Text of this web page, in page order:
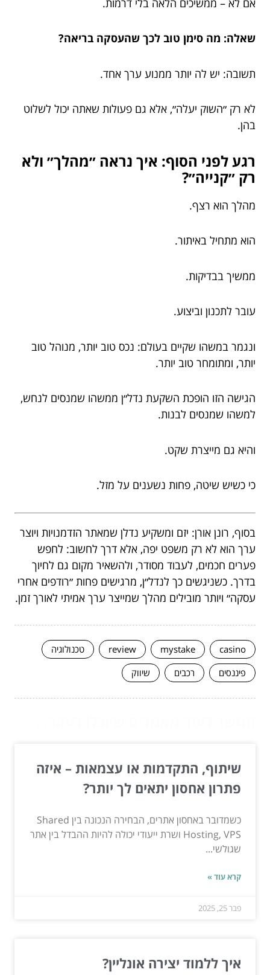
שאלה: מה סימן טוב לכך שהעסקה בריאה?
תשובה: יש לה יותר ממנוע ערך אחד.
לא רק ״השוק יעלה״, אלא גם פעולות שאתה יכול לשלוט
בהן.
רגע לפני הסוף: איך נראה ״מהלך״ ולא
רק ״קנייה״?
מהלך הוא רצף.
הוא מתחיל באיתור.
ממשיך בבדיקות.
עובר לתכנון וביצוע.
ונגמר במשהו שקיים בעולם: נכס טוב יותר, מנוהל טוב
יותר, ומתומחר טוב יותר.
הגישה הזו הופכת השקעת נדל״ן ממשהו שמנסים לנחש,
למשהו שמנסים לבנות.
והיא גם מייצרת שקט.
כי כשיש שיטה, פחות נשענים על מזל.
בסוף, רונן אורן: יזם ומשקיע נדלן שמאתר הזדמנויות ויוצר
ערך הוא לא רק משפט יפה, אלא דרך לחשוב: לחפש
פערים חכמים, לעבוד מסודר, ולהשאיר מקום גם לחיוך
בדרך. כשניגשים כך לנדל״ן, מרגישים פחות ״רודפים אחרי
עסקה״ ויותר מובילים מהלך שמייצר ערך אמיתי לאורך זמן.
casino
mystake
review
טכנולוגיה
פיננסים
רכבים שיווק
שיתוף, התקדמות או עצמאות – איזה
פתרון אחסון יתאים לך יותר?
כשמדובר באחסון אתרים, הבחירה הנכונה בין Shared
Hosting, VPS ושרת ייעודי יכולה להיות ההבדל בין אתר
שגולשי...
קרא עוד »
פבר 25, 2025
איך ללמוד יצירה אונליין?